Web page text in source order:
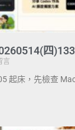
四
言
起床，先檢查